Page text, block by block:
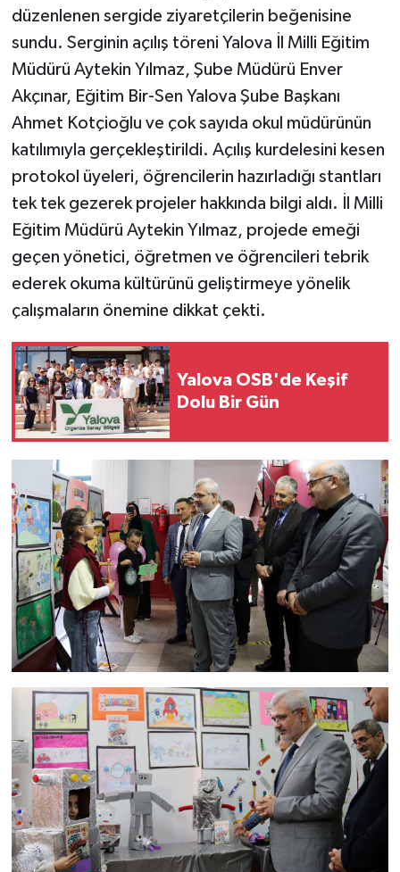
düzenlenen sergide ziyaretçilerin beğenisine
sundu. Serginin açılış töreni Yalova İl Milli Eğitim
Müdürü Aytekin Yılmaz, Şube Müdürü Enver
Akçınar, Eğitim Bir-Sen Yalova Şube Başkanı
Ahmet Kotçioğlu ve çok sayıda okul müdürünün
katılımıyla gerçekleştirildi. Açılış kurdelesini kesen
protokol üyeleri, öğrencilerin hazırladığı stantları
tek tek gezerek projeler hakkında bilgi aldı. İl Milli
Eğitim Müdürü Aytekin Yılmaz, projede emeği
geçen yönetici, öğretmen ve öğrencileri tebrik
ederek okuma kültürünü geliştirmeye yönelik
çalışmaların önemine dikkat çekti.
Yalova OSB'de Keşif
Dolu Bir Gün